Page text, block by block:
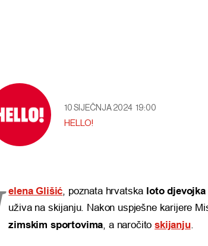
10 SIJEČNJA 2024 19:00
HELLO!
elena Glišić, poznata hrvatska loto djevojka
uživa na skijanju. Nakon uspješne karijere
zimskim sportovima, a naročitoskijanju.